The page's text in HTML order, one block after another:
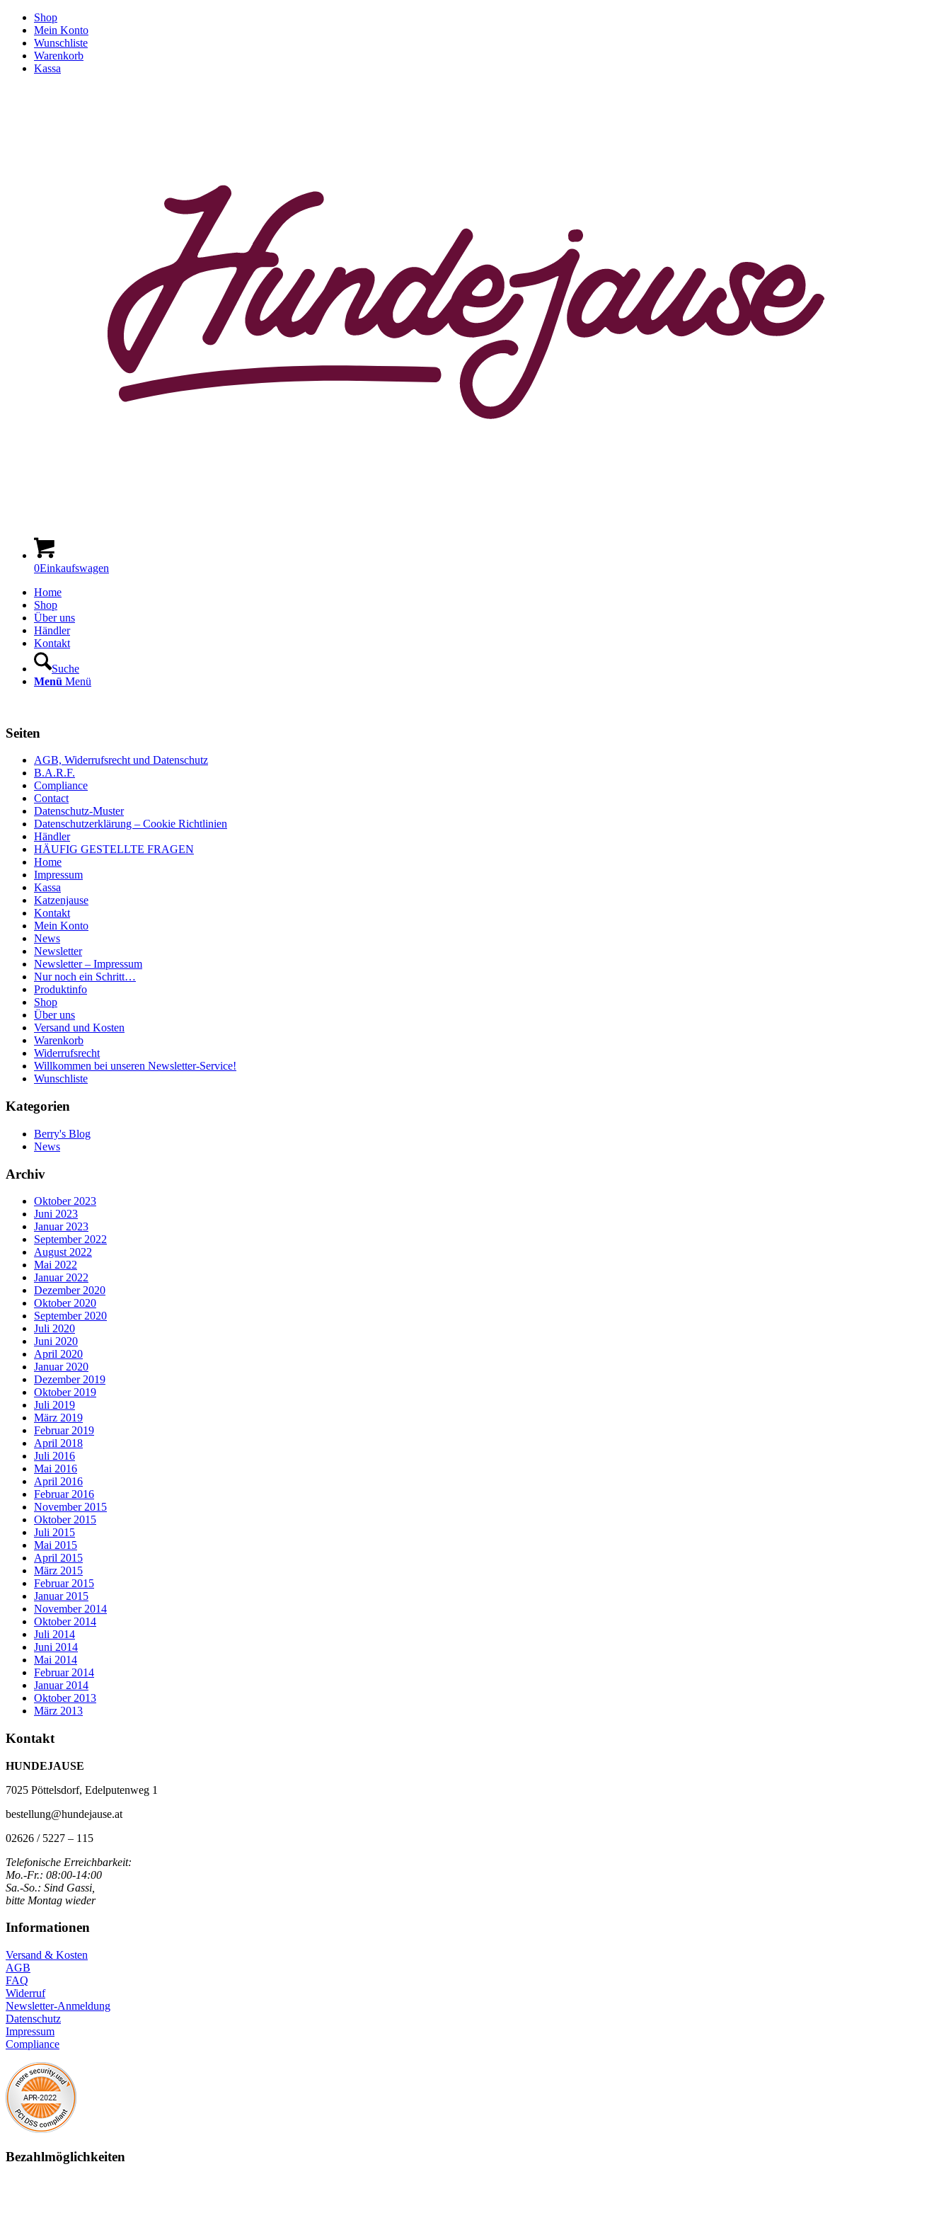
Shop
Mein Konto
Wunschliste
Warenkorb
Kassa
0Einkaufswagen
Home
Shop
Über uns
Händler
Kontakt
Suche
Menü Menü
Seiten
AGB, Widerrufsrecht und Datenschutz
B.A.R.F.
Compliance
Contact
Datenschutz-Muster
Datenschutzerklärung – Cookie Richtlinien
Händler
HÄUFIG GESTELLTE FRAGEN
Home
Impressum
Kassa
Katzenjause
Kontakt
Mein Konto
News
Newsletter
Newsletter – Impressum
Nur noch ein Schritt…
Produktinfo
Shop
Über uns
Versand und Kosten
Warenkorb
Widerrufsrecht
Willkommen bei unseren Newsletter-Service!
Wunschliste
Kategorien
Berry's Blog
News
Archiv
Oktober 2023
Juni 2023
Januar 2023
September 2022
August 2022
Mai 2022
Januar 2022
Dezember 2020
Oktober 2020
September 2020
Juli 2020
Juni 2020
April 2020
Januar 2020
Dezember 2019
Oktober 2019
Juli 2019
März 2019
Februar 2019
April 2018
Juli 2016
Mai 2016
April 2016
Februar 2016
November 2015
Oktober 2015
Juli 2015
Mai 2015
April 2015
März 2015
Februar 2015
Januar 2015
November 2014
Oktober 2014
Juli 2014
Juni 2014
Mai 2014
Februar 2014
Januar 2014
Oktober 2013
März 2013
Kontakt
HUNDEJAUSE
7025 Pöttelsdorf, Edelputenweg 1
bestellung@hundejause.at
02626 / 5227 – 115
Telefonische Erreichbarkeit:
Mo.-Fr.: 08:00-14:00
Sa.-So.: Sind Gassi,
bitte Montag wieder
Informationen
Versand & Kosten
AGB
FAQ
Widerruf
Newsletter-Anmeldung
Datenschutz
Impressum
Compliance
Bezahlmöglichkeiten